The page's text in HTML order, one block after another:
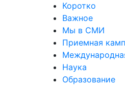
Коротко
Важное
Мы в СМИ
Приемная
Наука
Образование